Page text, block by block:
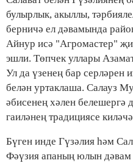
булырлык, акыллы,
берничә ел дәвамында
Айнур исә "Агромастер"
эшли. Төпчек уллары
Ул да үзенең бар серләрен
белән уртаклаша. Салауз
әбисенең хәлен белешергә
гаиләнең традициясе
Бүген инде Гүзәлия һәм
Фәүзия апаның юлын дәвам